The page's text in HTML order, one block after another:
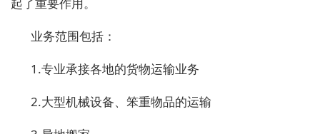
起了重要作用。
业务范围包括：
1.专业承接各地的货物运输业务
2.大型机械设备、笨重物品的运输